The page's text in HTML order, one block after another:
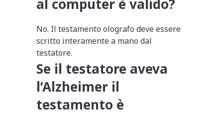
al computer è valido?
No. Il testamento olografo deve essere
scritto interamente a mano dal
testatore.
Se il testatore aveva
l’Alzheimer il
testamento è